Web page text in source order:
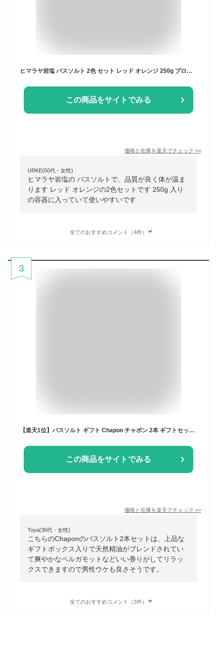
ヒマラヤ岩塩 バスソルト 2色 セット レッド オレンジ 250g プロ仕様 約5回分*2色 バス ソルト 入浴剤 高級 無添加 無着色 ギフト プレゼント 父の日 4000円 誕生日プレゼント 男性 女性 もらって 嬉しい 岩塩 乾燥肌 詰め合わせ リラックス 4000円以下 マユナ
この商品をサイトでみる
価格と在庫を楽天でチェック >>
URKE(50代・女性)
ヒマラヤ岩塩の バスソルトで、品質が良く体が温ま
ります レッド オレンジの2色セットです 250g 入り
の容器に入っていて使いやすいです
全てのおすすめコメント（4件）
3
【楽天1位】バスソルト ギフト Chapon チャポン 2本 ギフトセット お中元 高級 入浴剤 誕生日 出産内祝 出産祝い 内祝 お返し プレゼント 父の日 女性 男性 グッズ 疲れ リラックス プチギフト アソート おしゃれ かわいい アロマ 保湿 無添加
この商品をサイトでみる
価格と在庫を楽天でチェック >>
Toya(30代・女性)
こちらのChaponのバスソルト2本セットは、上品な
ギフトボックス入りで天然精油がブレンドされてい
て爽やかなベルガモットなどいい香りがしてリラッ
クスできますので男性ウケも良さそうです。
全てのおすすめコメント（3件）